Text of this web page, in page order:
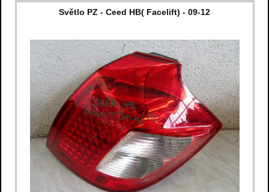
Světlo PZ - Ceed HB( Facelift) - 09-12